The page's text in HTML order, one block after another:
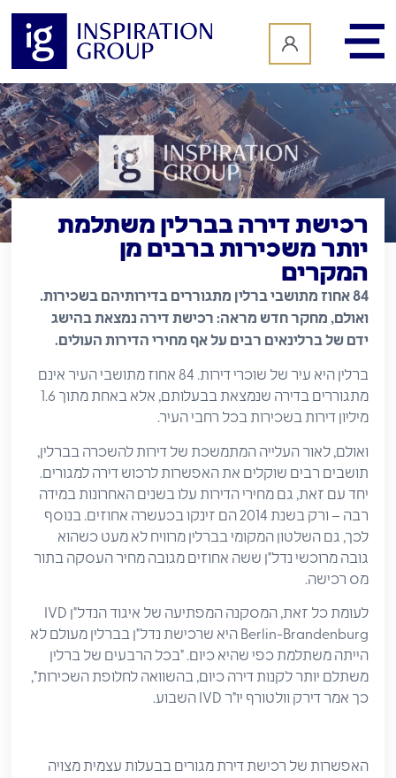
רכישת דירה בברלין משתלמת
יותר משכירות ברבים מן
המקרים
84 אחוז מתושבי ברלין מתגוררים בדירותיהם בשכירות.
ואולם, מחקר חדש מראה: רכישת דירה נמצאת בהישג
ידם של ברלינאים רבים על אף מחירי הדירות העולים.
ברלין היא עיר של שוכרי דירות. 84 אחוז מתושבי העיר אינם
מתגוררים בדירה שנמצאת בבעלותם, אלא באחת מתוך 1.6
מיליון דירות בשכירות בכל רחבי העיר.
ואולם, לאור העלייה המתמשכת של דירות להשכרה בברלין,
תושבים רבים שוקלים את האפשרות לרכוש דירה למגורים.
יחד עם זאת, גם מחירי הדירות עלו בשנים האחרונות במידה
רבה – ורק בשנת 2014 הם זינקו בכעשרה אחוזים. בנוסף
לכך, גם השלטון המקומי בברלין מרוויח לא מעט כשהוא
גובה מרוכשי נדל"ן ששה אחוזים מגובה מחיר העסקה בתור
מס רכישה.
לעומת כל זאת, המסקנה המפתיעה של איגוד הנדל"ן IVD
Berlin-Brandenburg היא שרכישת נדל"ן בברלין מעולם לא
הייתה משתלמת כפי שהיא כיום. "בכל הרבעים של ברלין
משתלם יותר לקנות דירה כיום, בהשוואה לחלופת השכירות",
כך אמר דירק וולטורף יו"ר IVD השבוע.
האפשרות של רכישת דירת מגורים בבעלות עצמית מצויה